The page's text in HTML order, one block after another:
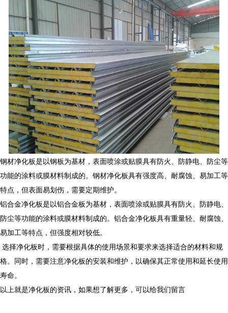
钢材净化板是以钢板为基材，表面喷涂或贴膜具有防火、防静电、防尘等
功能的涂料或膜材料制成的。钢材净化板具有强度高、耐腐蚀、易加工等
特点，但表面易划伤，需要定期维护。
铝合金净化板是以铝合金板为基材，表面喷涂或贴膜具有防火、防静电、
防尘等功能的涂料或膜材料制成的。铝合金净化板具有重量轻、耐腐蚀、
易加工等特点，但强度相对较低。
选择净化板时，需要根据具体的使用场景和要求来选择适合的材料和规
格。同时，需要注意净化板的安装和维护，以确保其正常使用和延长使用
寿命。
以上就是净化板的资讯，如果想了解更多，可以给我们留言